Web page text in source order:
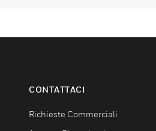
CONTATTACI
Richieste Commerciali